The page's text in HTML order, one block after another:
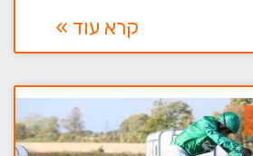
קרא עוד »